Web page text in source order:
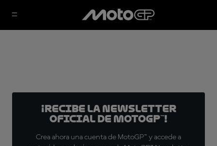
¡Recibe la Newsletter
oficial de MotoGP™!
Crea ahora una cuenta de MotoGP™ y accede a